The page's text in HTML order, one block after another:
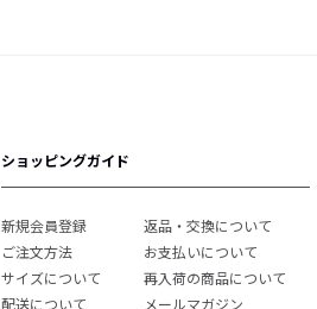
ショッピングガイド
新規会員登録
ご注文方法
サイズについて
返品・交換について
お支払いについて
再入荷の商品について